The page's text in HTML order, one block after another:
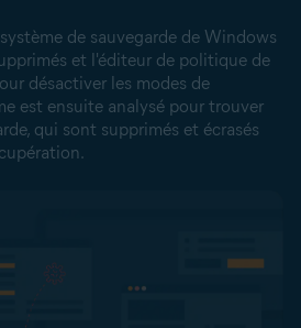
de sauvegarde de Windows
et l'éditeur de politique de
désactiver les modes de
est ensuite analysé pour trouver
qui sont supprimés et écrasés